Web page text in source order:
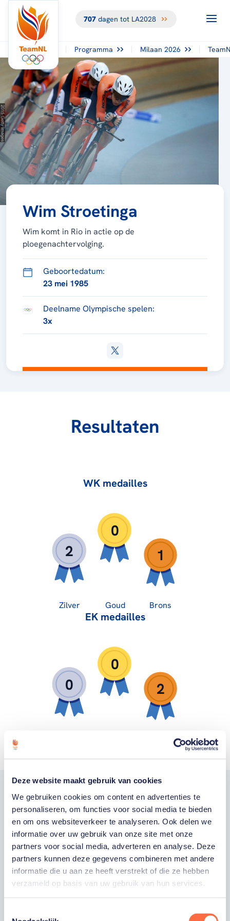
Deze website maakt gebruik van cookies
We gebruiken cookies om content en advertenties te
personaliseren, om functies voor social media te bieden
en om ons websiteverkeer te analyseren. Ook delen we
informatie over uw gebruik van onze site met onze
partners voor social media, adverteren en analyse. Deze
partners kunnen deze gegevens combineren met andere
informatie die u aan ze heeft verstrekt of die ze hebben
verzameld op basis van uw gebruik van hun services.
707dagen tot LA2028
Programma Milaan 2026
Wim Stroetinga
Wim komt in Rio in actie op de
ploegenachtervolging.
Geboortedatum:
23 mei 1985
Deelname Olympische spelen:
3x
Resultaten
WK medailles
2
0
1
Zilver Goud Brons
EK medailles
0
0
2
Word fan van
TeamNL
Wil je als fan van TeamNL als eerste op de
hoogte zijn van onze sporters, toernooien,
winactie's of toffe sportupdates? Vul dan